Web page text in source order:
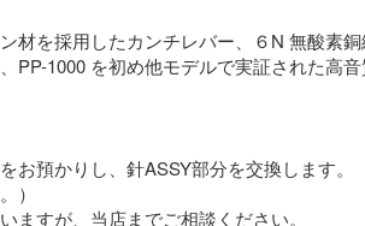
材を採用したカンチレバー、６N 無酸素
PP-1000 を初め他モデルで実証された高
お預かりし、針ASSY部分を交換します。
）
ますが、当店までご相談ください。